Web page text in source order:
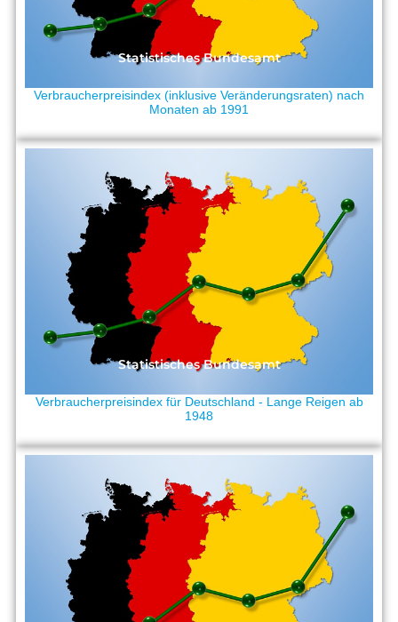
Statistisches Bundesamt
Verbraucherpreisindex (inklusive Veränderungsraten) nach
Monaten ab 1991
Statistisches Bundesamt
Verbraucherpreisindex für Deutschland - Lange Reigen ab
1948